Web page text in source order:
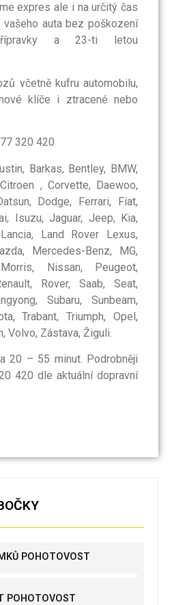
expres ale i na určitý čas
vašeho auta bez poškození
a 23-ti letou
včetně kufru automobilu,
klíče i ztracené nebo
320 420
Barkas, Bentley, BMW,
, Corvette, Daewoo,
Dodge, Ferrari, Fiat,
Isuzu, Jaguar, Jeep, Kia,
Land Rover Lexus,
Mercedes-Benz, MG,
Nissan, Peugeot,
Rover, Saab, Seat,
Subaru, Sunbeam,
Trabant, Triumph, Opel,
Volvo, Zástava, Žiguli.
20 – 55 minut. Podrobněji
420 dle aktuální dopravní
POHOTOVOST
POHOTOVOST